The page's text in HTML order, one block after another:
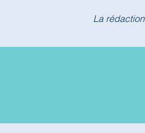
La rédaction